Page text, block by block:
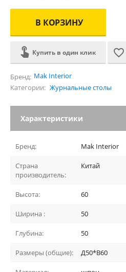
В КОРЗИНУ
Купить в один клик
Бренд: Mak Interior
Категории: Журнальные столы
Характеристики
Бренд: Mak Interior
Страна
производитель:
Китай
Высота: 60
Ширина : 50
Глубина: 50
Размеры (общие): Д50*В60